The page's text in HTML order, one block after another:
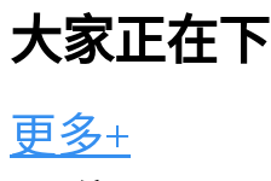
大家正在下
更多+